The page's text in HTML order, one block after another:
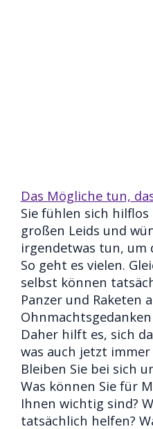
Das Mögliche tun,
Sie fühlen sich hilflos
großen Leids und
irgendetwas tun, um
So geht es vielen.
selbst können
Panzer und Raketen
Daher hilft es, sich
was auch jetzt
Bleiben Sie bei sich
Was können Sie für
Ihnen wichtig sind?
tatsächlich helfen?